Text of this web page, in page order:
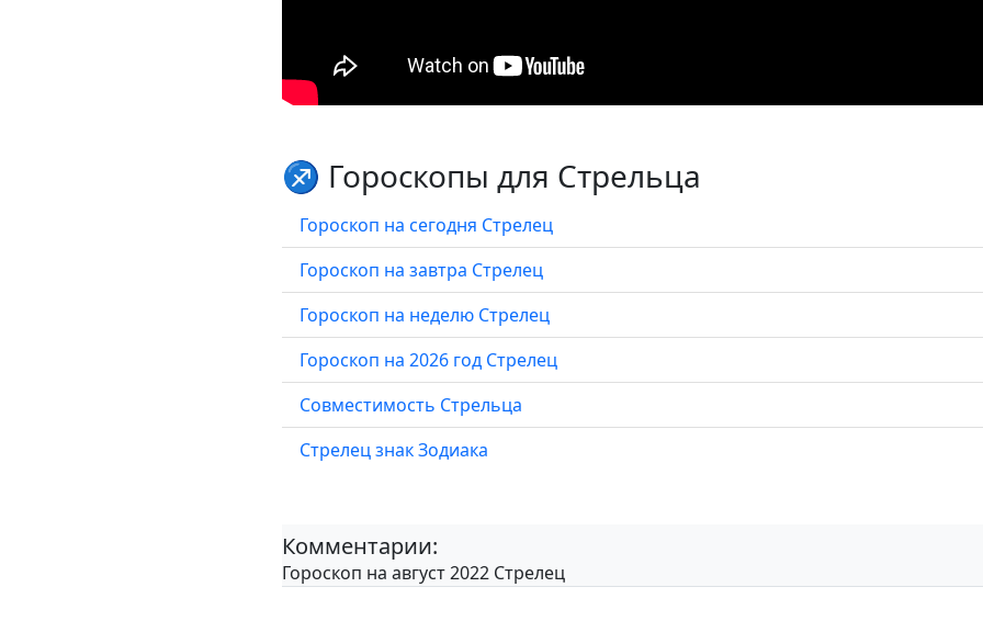
♐ Гороскопы для Стрельца
Гороскоп на сегодня Стрелец
Гороскоп на завтра Стрелец
Гороскоп на неделю Стрелец
Гороскоп на 2026 год Стрелец
Совместимость Стрельца
Стрелец знак Зодиака
Комментарии:
Гороскоп на август 2022 Стрелец